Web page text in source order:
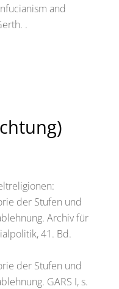
and
.
der Stufen und
Archiv für
41. Bd.
der Stufen und
GARS I, s.